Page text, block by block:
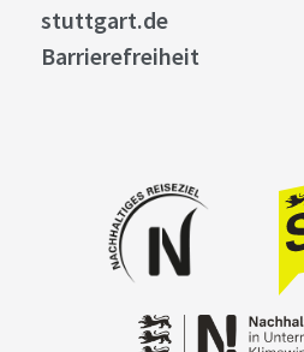
stuttgart.de
Barrierefreiheit